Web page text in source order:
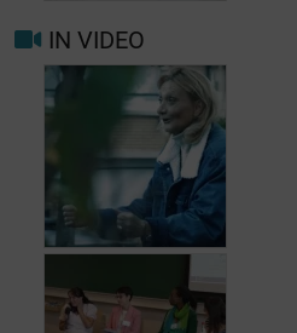
Beter leven met
migraine in het
dagelijks leven
IN VIDEO
Carole, 55 jaar,